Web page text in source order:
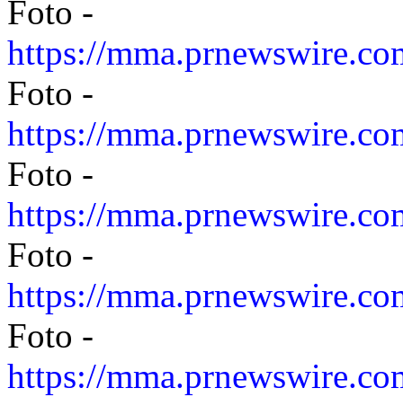
Foto -
https://
Foto -
https://
Foto -
https://
Foto -
https://
Foto -
https://